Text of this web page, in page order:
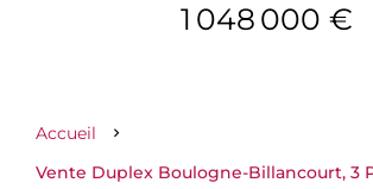
1 048 000 €
Accueil
Vente Duplex Boulogne-Billancourt, 3